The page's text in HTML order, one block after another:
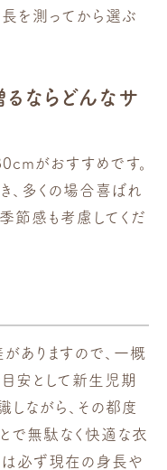
を測ってから選ぶ
ならどんなサ
がおすすめです。
、多くの場合喜ばれ
節感も考慮してくだ
ありますので、一概
目安として新生児期
しながら、その都度
で無駄なく快適な衣
は必ず現在の身長や